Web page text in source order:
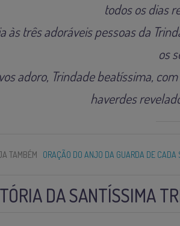
todos os dias
às três adoráveis pessoas da
os
adoro, Trindade beatíssima,
haverdes
TAMBÉM ORAÇÃO DO ANJO DA GUARDA DE
DA SANTÍSSIMA